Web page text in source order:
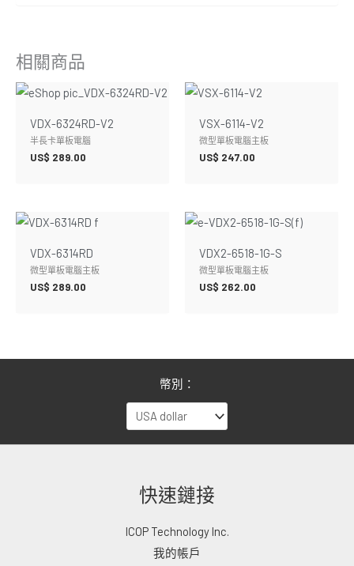
相關商品
VDX-6324RD-V2
半長卡單板電腦
US$ 289.00
VSX-6114-V2
微型單板電腦主板
US$ 247.00
VDX-6314RD
微型單板電腦主板
US$ 289.00
VDX2-6518-1G-S
微型單板電腦主板
US$ 262.00
幣別：
快速鏈接
ICOP Technology Inc.
我的帳戶